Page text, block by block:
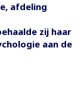
afdeling
zij haar
aan de